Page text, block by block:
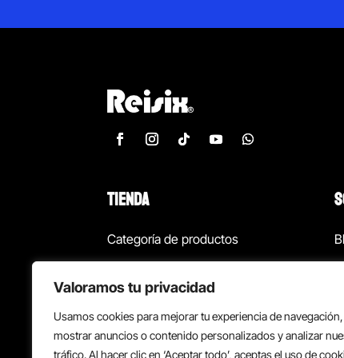
Valoramos tu privacidad
Usamos cookies para mejorar tu experiencia de navegación,
mostrar anuncios o contenido personalizados y analizar
tráfico. Al hacer clic en ‘Aceptar todo’, aceptas el uso de
TIENDA
Categoría de productos
¡Las mejores ofertas!
Back to school